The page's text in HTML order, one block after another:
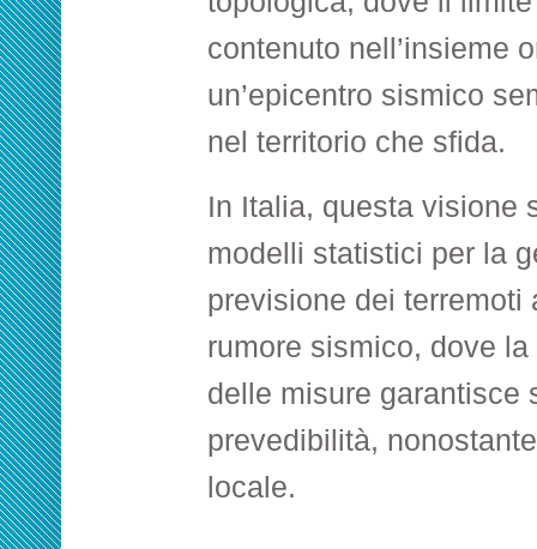
contenuto nell’insieme
un’epicentro sismico
nel territorio che sfida.
In Italia, questa visione
modelli statistici per la
previsione dei terremoti
rumore sismico, dove
delle misure garantisce
prevedibilità,
locale.